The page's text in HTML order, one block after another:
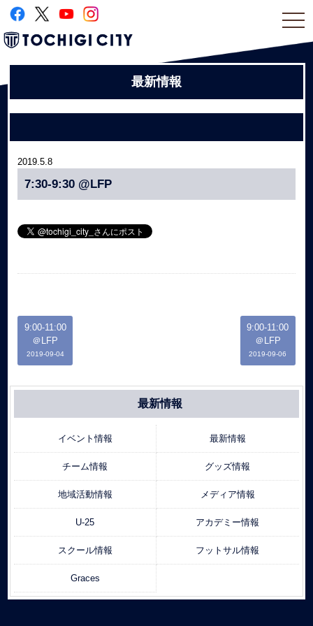
最新情報
2019.5.8
7:30-9:30 @LFP
9:00-11:00
＠LFP
2019-09-04
9:00-11:00
＠LFP
2019-09-06
最新情報
イベント情報 最新情報
チーム情報 グッズ情報
地域活動情報 メディア情報
U-25 アカデミー情報
スクール情報 フットサル情報
Graces